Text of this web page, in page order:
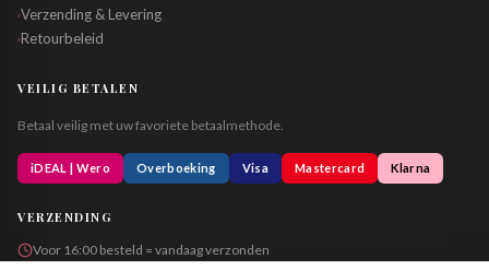
›Verzending & Levering
›Retourbeleid
VEILIG BETALEN
Betaal veilig met uw favoriete betaalmethode.
iDEAL | Wero Overboeking Visa Mastercard Klarna
VERZENDING
Voor 16:00 besteld = vandaag verzonden